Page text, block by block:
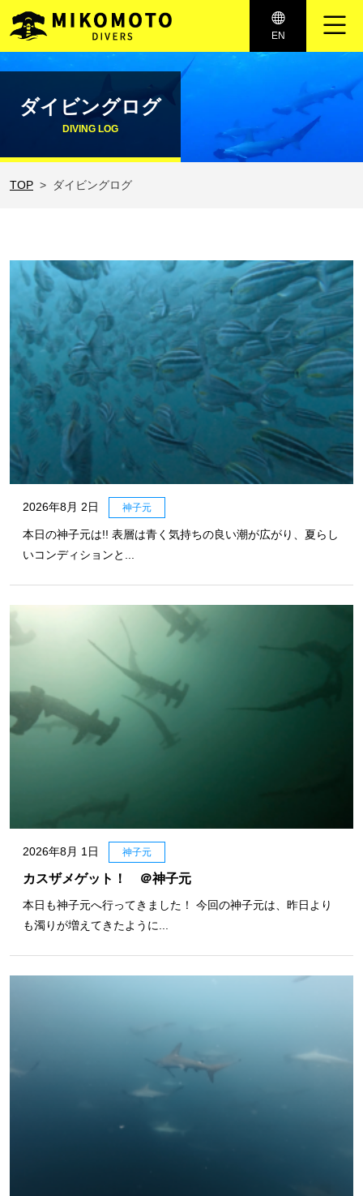
コンテンツへスキップ
メインナビゲーション EN
ダイビングログ
DIVING LOG
TOP ダイビングログ
最近の投稿
2026年8月 2日 神子元
本日の神子元は!! 表層は青く気持ちの良い潮が広がり、夏らし
いコンディションと...
2026年8月 1日 神子元
カスザメゲット！ ＠神子元
本日も神子元へ行ってきました！ 今回の神子元は、昨日より
も濁りが増えてきたように...